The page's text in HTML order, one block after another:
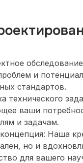
и
стандартов.
технического
ваши
и задачам.
Наша
но и
для вашего